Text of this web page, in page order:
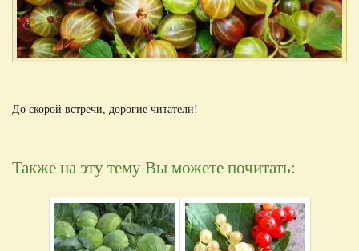
До скорой встречи, дорогие читатели!
Также на эту тему Вы можете почитать: